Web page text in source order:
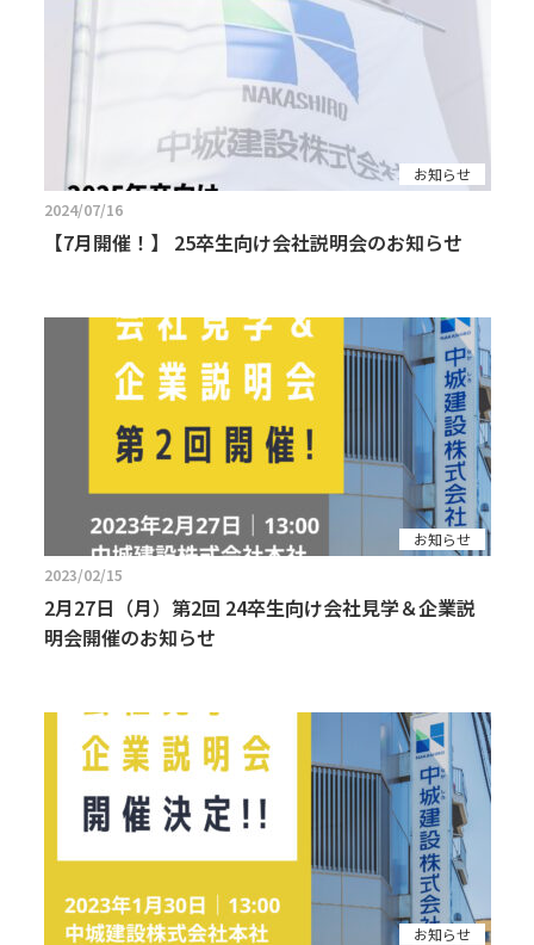
お知らせ
2024/07/16
【7月開催！】 25卒生向け会社説明会のお知らせ
お知らせ
2023/02/15
2月27日（月）第2回 24卒生向け会社見学＆企業説
明会開催のお知らせ
お知らせ